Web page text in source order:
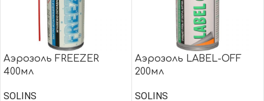
Аэрозоль FREEZER
400мл
SOLINS
Аэрозоль LABEL-OFF
200мл
SOLINS